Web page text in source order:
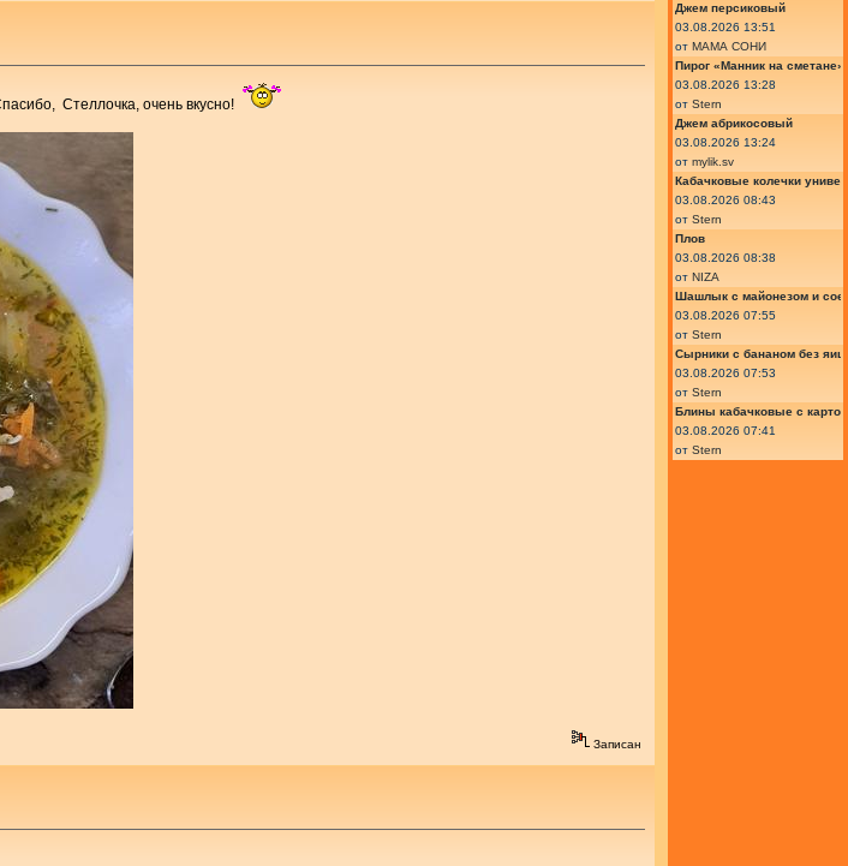
Стеллочка, очень вкусно!
Записан
Джем персиковый
03.08.2026 13:51
от МАМА СОНИ
Пирог «Манник на сметане»
03.08.2026 13:28
от Stern
Джем абрикосовый
03.08.2026 13:24
от mylik.sv
Кабачковые колечки
03.08.2026 08:43
от Stern
Плов
03.08.2026 08:38
от NIZA
Шашлык с майонезом и
03.08.2026 07:55
от Stern
Сырники с бананом без яиц
03.08.2026 07:53
от Stern
Блины кабачковые с
03.08.2026 07:41
от Stern